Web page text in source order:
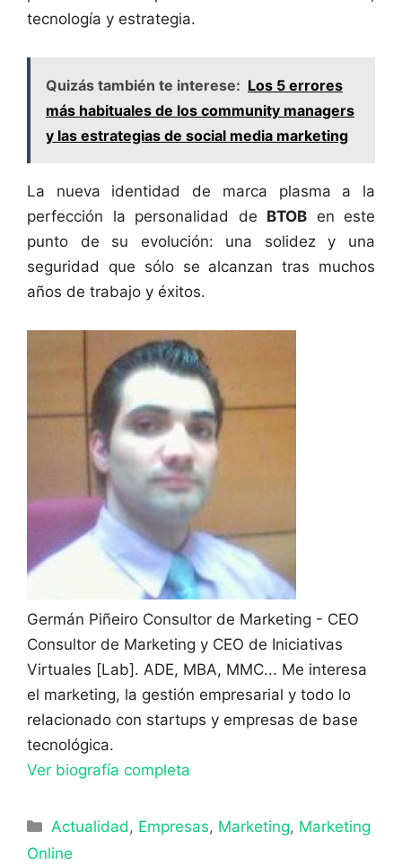
tecnología y estrategia.
Quizás también te interese: Los 5 errores
más habituales de los community managers
y las estrategias de social media marketing
La nueva identidad de marca plasma a la
perfección la personalidad de BTOB en este
punto de su evolución: una solidez y una
seguridad que sólo se alcanzan tras muchos
años de trabajo y éxitos.
Germán Piñeiro Consultor de Marketing - CEO
Consultor de Marketing y CEO de Iniciativas
Virtuales [Lab]. ADE, MBA, MMC... Me interesa
el marketing, la gestión empresarial y todo lo
relacionado con startups y empresas de base
tecnológica.
Ver biografía completa
Categorías
Actualidad, Empresas, Marketing, Marketing
Online